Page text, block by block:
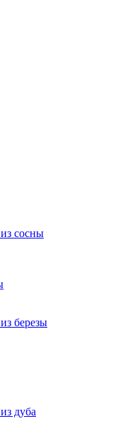
сосны
березы
дуба